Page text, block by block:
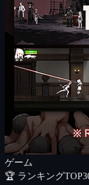
ゲーム
🏆 ランキング